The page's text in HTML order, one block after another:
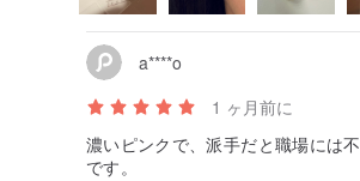
a****o
1 ヶ月前に
濃いピンクで、派手だと職場には
です。